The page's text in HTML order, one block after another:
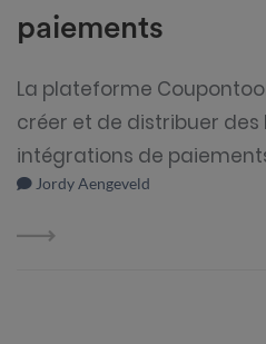
paiements
La plateforme
créer et de distribuer des
intégrations de
Jordy Aengeveld